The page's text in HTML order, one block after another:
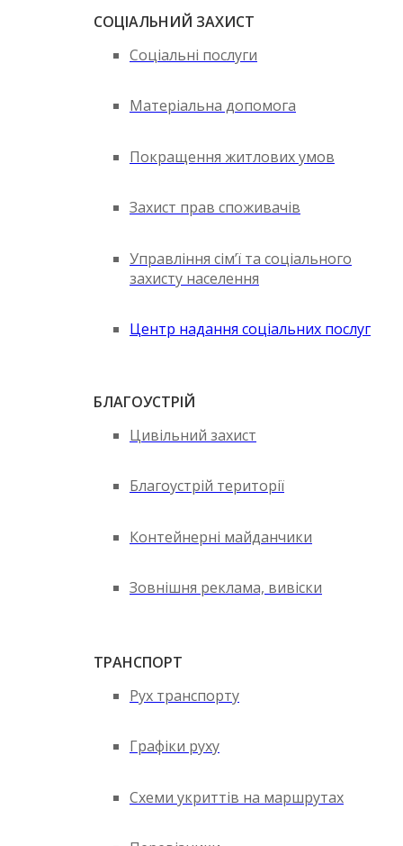
СОЦІАЛЬНИЙ ЗАХИСТ
Соціальні послуги
Матеріальна допомога
Покращення житлових умов
Захист прав споживачів
Управління сім’ї та соціального
захисту населення
Центр надання соціальних послуг
БЛАГОУСТРІЙ
Цивільний захист
Благоустрій території
Контейнерні майданчики
Зовнішня реклама, вивіски
ТРАНСПОРТ
Рух транспорту
Графіки руху
Схеми укриттів на маршрутах